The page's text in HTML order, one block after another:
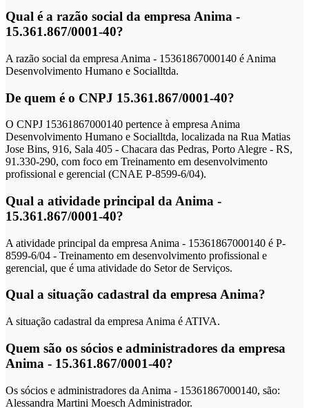
Qual é a razão social da empresa Anima -
15.361.867/0001-40?
A razão social da empresa Anima - 15361867000140 é Anima
Desenvolvimento Humano e Socialltda.
De quem é o CNPJ 15.361.867/0001-40?
O CNPJ 15361867000140 pertence à empresa Anima
Desenvolvimento Humano e Socialltda, localizada na Rua Matias
Jose Bins, 916, Sala 405 - Chacara das Pedras, Porto Alegre - RS,
91.330-290, com foco em Treinamento em desenvolvimento
profissional e gerencial (CNAE P-8599-6/04).
Qual a atividade principal da Anima -
15.361.867/0001-40?
A atividade principal da empresa Anima - 15361867000140 é P-
8599-6/04 - Treinamento em desenvolvimento profissional e
gerencial, que é uma atividade do Setor de Serviços.
Qual a situação cadastral da empresa Anima?
A situação cadastral da empresa Anima é ATIVA.
Quem são os sócios e administradores da empresa
Anima - 15.361.867/0001-40?
Os sócios e administradores da Anima - 15361867000140, são:
Alessandra Martini Moesch Administrador.